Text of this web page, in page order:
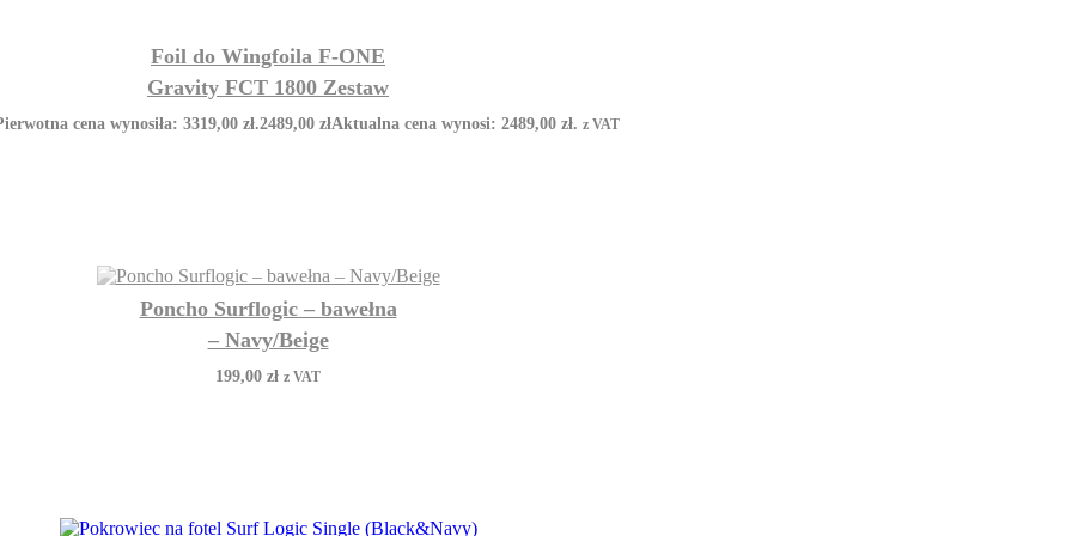
Foil do Wingfoila F-ONE
Gravity FCT 1800 Zestaw
cena wynosiła: 3319,00 zł.2489,00 złAktualna cena wynosi: 2489,00 zł. z VAT
Poncho Surflogic – bawełna
– Navy/Beige
199,00 zł z VAT